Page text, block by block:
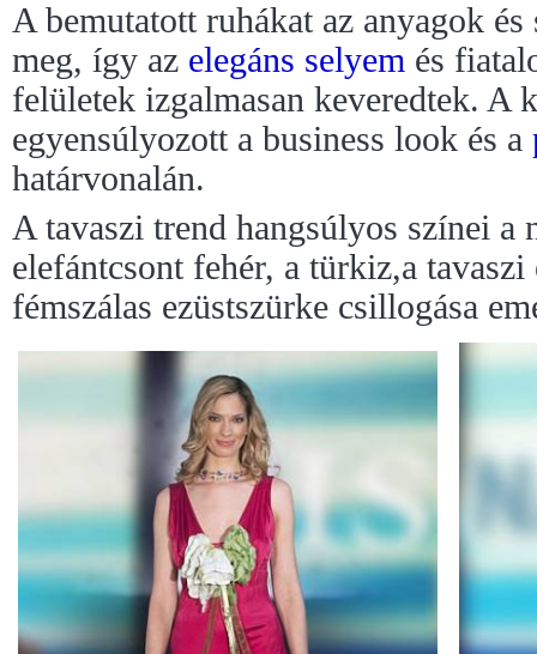
A bemutatott ruhákat az anyagok
meg, így az elegáns selyem és
felületek izgalmasan keveredtek. A
egyensúlyozott a business look és a
határvonalán.
A tavaszi trend hangsúlyos színei a
elefántcsont fehér, a türkiz,a
fémszálas ezüstszürke csillogása